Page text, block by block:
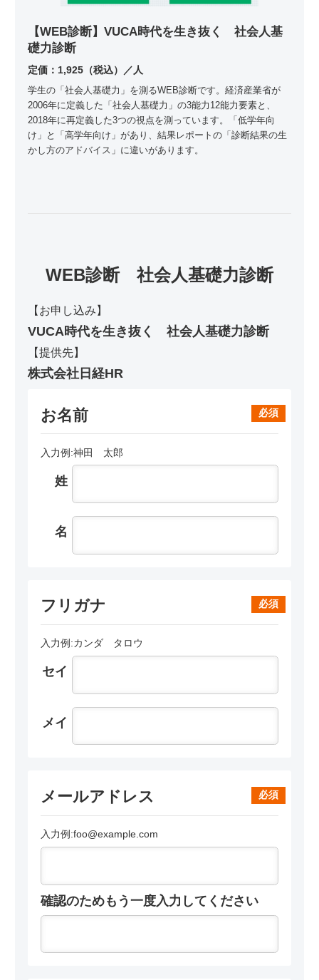
【WEB診断】VUCA時代を生き抜く 社会人基
礎力診断
定価：1,925（税込）／人
学生の「社会人基礎力」を測るWEB診断です。経済産業省が
2006年に定義した「社会人基礎力」の3能力12能力要素と、
2018年に再定義した3つの視点を測っています。「低学年向
け」と「高学年向け」があり、結果レポートの「診断結果の生
かし方のアドバイス」に違いがあります。
WEB診断 社会人基礎力診断
【お申し込み】
VUCA時代を生き抜く 社会人基礎力診断
【提供先】
株式会社日経HR
お名前 必須
入力例:神田 太郎
姓
名
フリガナ 必須
入力例:カンダ タロウ
セイ
メイ
メールアドレス 必須
入力例:foo@example.com
確認のためもう一度入力してください